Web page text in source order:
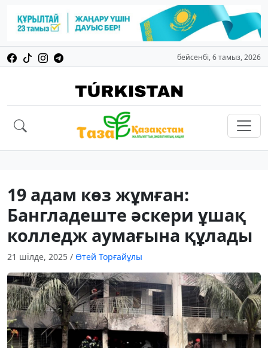
бейсенбі, 6 тамыз, 2026
19 адам көз жұмған:
Бангладеште әскери ұшақ
колледж аумағына құлады
21 шілде, 2025 / Өтей Торғайұлы